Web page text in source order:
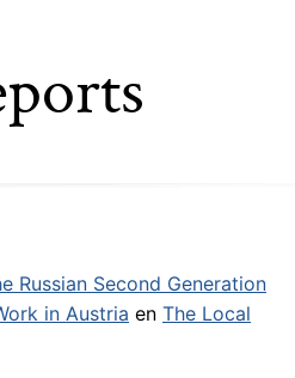
Russian Second Generation
in Austria en The Local